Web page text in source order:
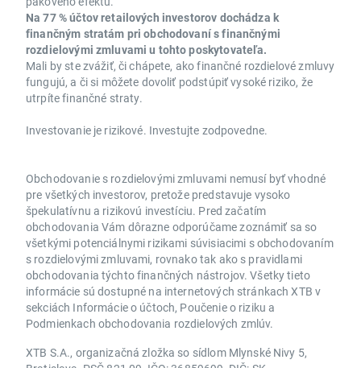
Na 77 % účtov retailových investorov dochádza k
finančným stratám pri obchodovaní s finančnými
rozdielovými zmluvami u tohto poskytovateľa.
Mali by ste zvážiť, či chápete, ako finančné rozdielové zmluvy
fungujú, a či si môžete dovoliť podstúpiť vysoké riziko, že
utrpíte finančné straty.
Investovanie je rizikové. Investujte zodpovedne.
Obchodovanie s rozdielovými zmluvami nemusí byť vhodné
pre všetkých investorov, pretože predstavuje vysoko
špekulatívnu a rizikovú investíciu. Pred začatím
obchodovania Vám dôrazne odporúčame zoznámiť sa so
všetkými potenciálnymi rizikami súvisiacimi s obchodovaním
s rozdielovými zmluvami, rovnako tak ako s pravidlami
obchodovania týchto finančných nástrojov. Všetky tieto
informácie sú dostupné na internetových stránkach XTB v
sekciách Informácie o účtoch, Poučenie o riziku a
Podmienkach obchodovania rozdielových zmlúv.
XTB S.A., organizačná zložka so sídlom Mlynské Nivy 5,